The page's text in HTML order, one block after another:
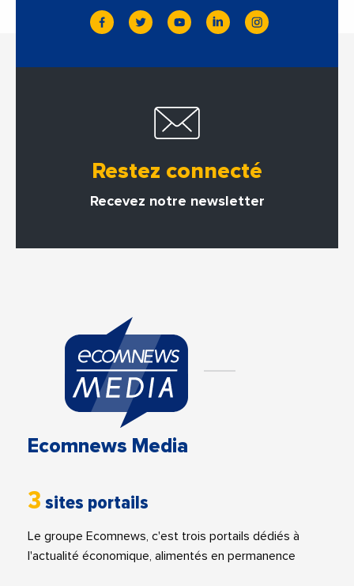
Restez connecté
Recevez notre newsletter
Ecomnews Media
3 sites portails
Le groupe Ecomnews, c'est trois portails dédiés à
l'actualité économique, alimentés en permanence